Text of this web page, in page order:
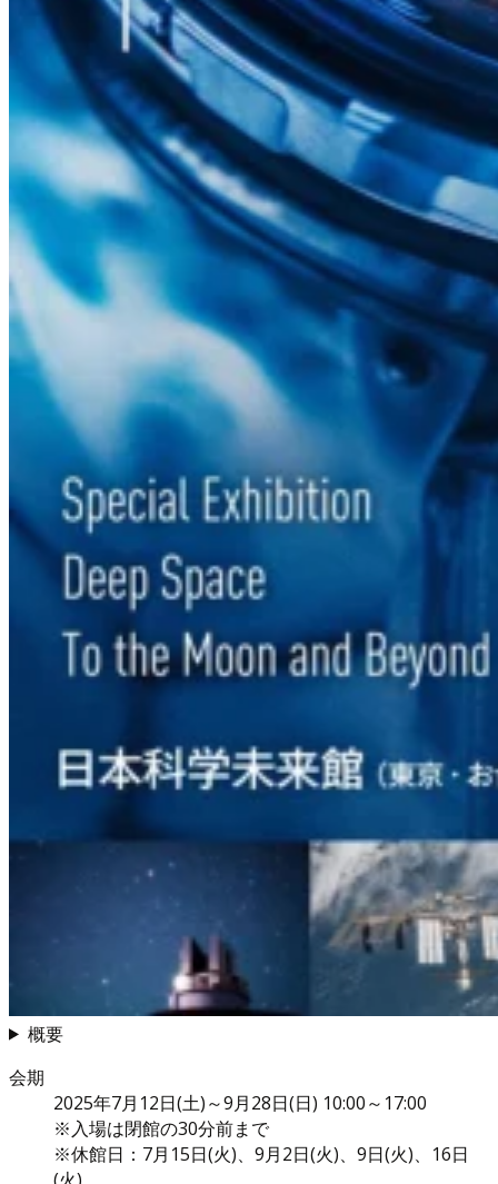
概要
会期
2025年7月12日(土)～9月28日(日) 10:00～17:00
※入場は閉館の30分前まで
※休館日：7月15日(火)、9月2日(火)、9日(火)、16日